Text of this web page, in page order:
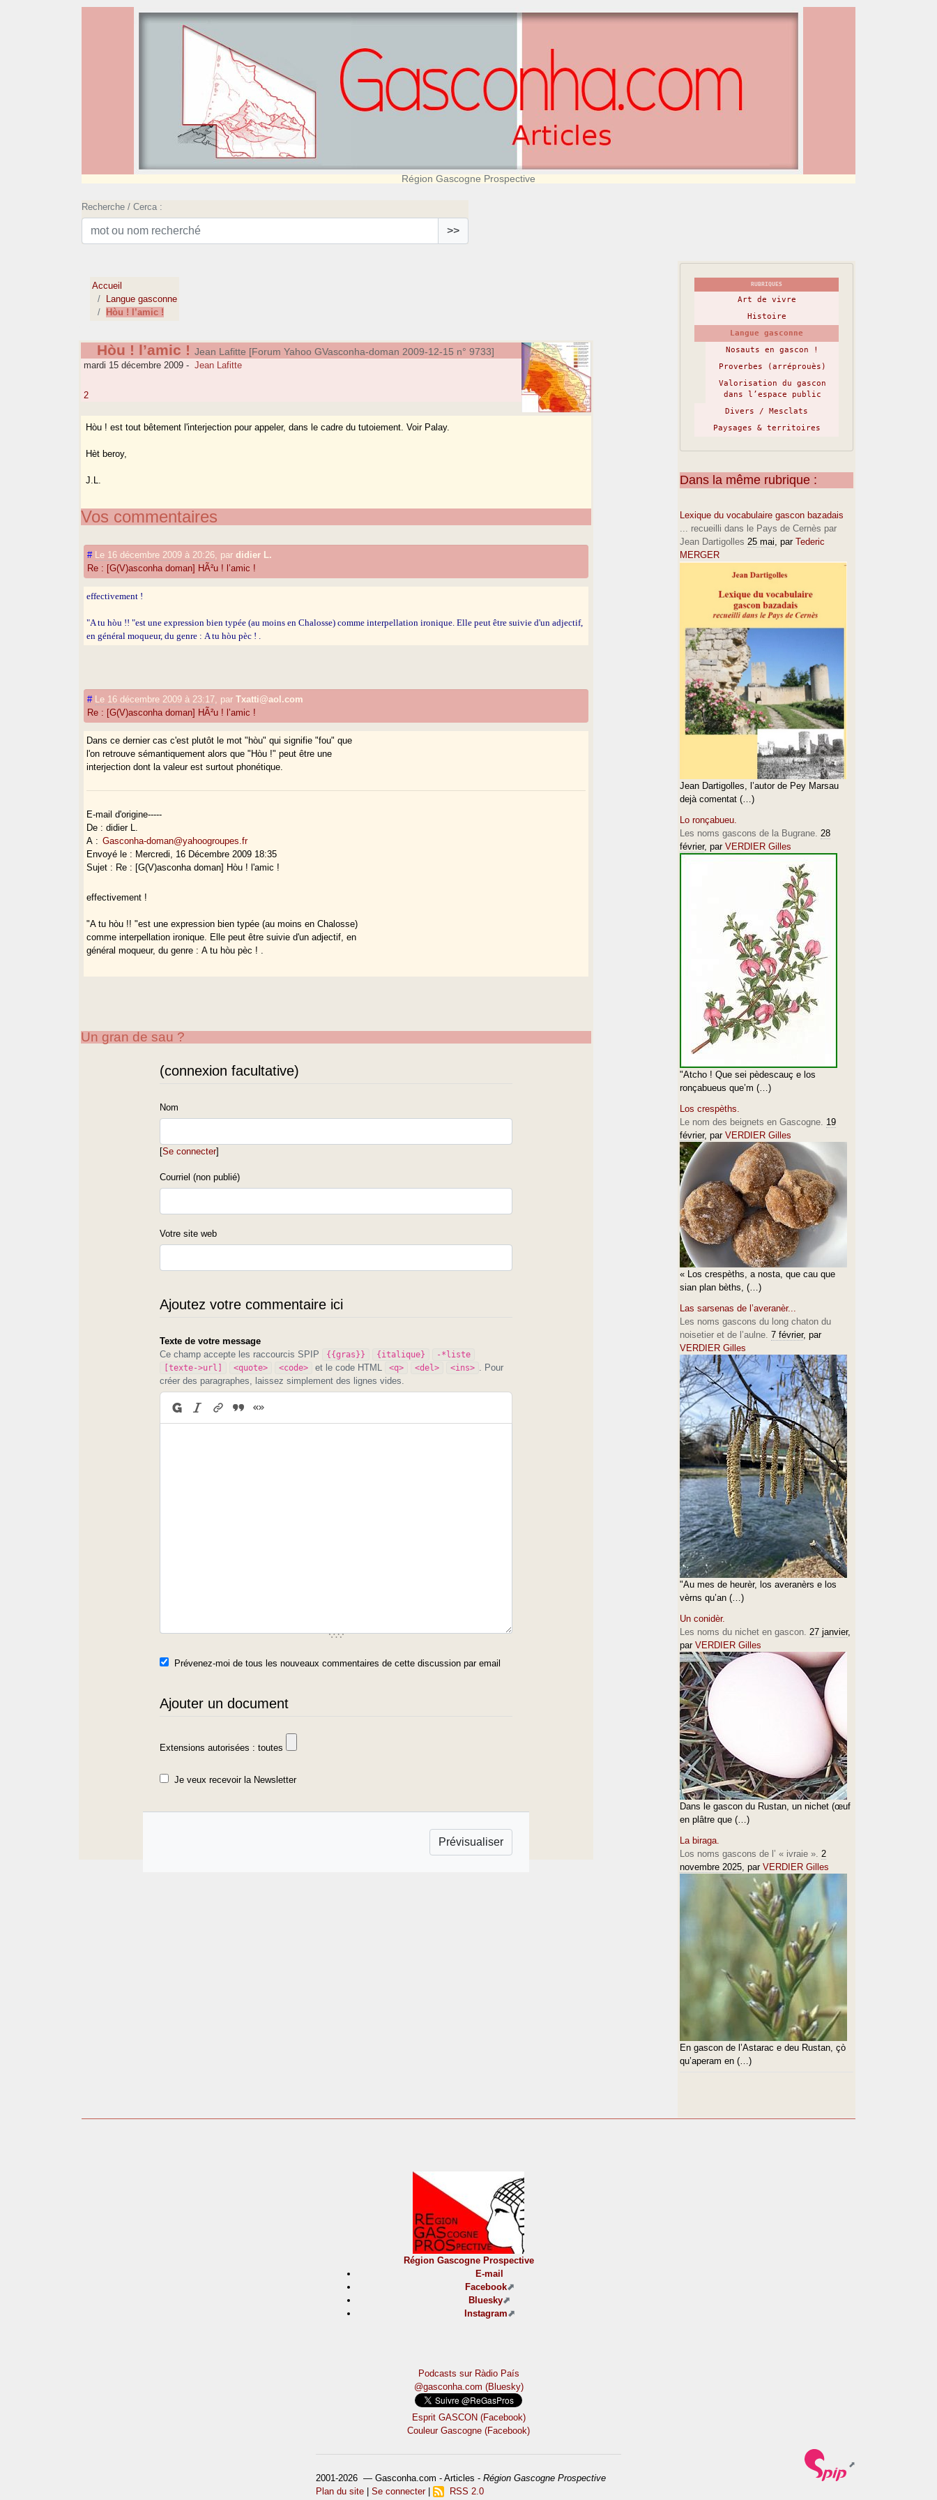
Région Gascogne Prospective
Recherche / Cerca :
>>
Accueil
Langue gasconne
Hòu ! l’amic !
Hòu ! l’amic ! Jean Lafitte [Forum Yahoo GVasconha-doman 2009-12-15 n° 9733]
mardi 15 décembre 2009 - Jean Lafitte
2
Hòu ! est tout bêtement l'interjection pour appeler, dans le cadre du tutoiement. Voir Palay.
Hèt beroy,
J.L.
Vos commentaires
# Le 16 décembre 2009 à 20:26 pardidier L.
Re : [G(V)asconha doman] HÃ²u ! l’amic !
effectivement !
"A tu hòu !! "est une expression bien typée (au moins en Chalosse) comme interpellation ironique. Elle peut être suivie d'un adjectif,
en général moqueur, du genre : A tu hòu pèc ! .
# Le 16 décembre 2009 à 23:17 parTxatti@aol.com
Re : [G(V)asconha doman] HÃ²u ! l’amic !
Dans ce dernier cas c'est plutôt le mot "hòu" qui signifie "fou" que
l'on retrouve sémantiquement alors que "Hòu !" peut être une
interjection dont la valeur est surtout phonétique.
E-mail d'origine-----
De : didier L.
A : Gasconha-doman@yahoogroupes.fr
Envoyé le : Mercredi, 16 Décembre 2009 18:35
Sujet : Re : [G(V)asconha doman] Hòu ! l'amic !
effectivement !
"A tu hòu !! "est une expression bien typée (au moins en Chalosse)
comme interpellation ironique. Elle peut être suivie d'un adjectif, en
général moqueur, du genre : A tu hòu pèc ! .
Un gran de sau ?
(connexion facultative)
Nom
[Se connecter]
Courriel (non publié)
Votre site web
Ajoutez votre commentaire ici
Texte de votre message
Ce champ accepte les raccourcis SPIP
{{gras}} {italique}
-*liste
[texte->url]
<quote> <code> et le code HTML <q> <del> <ins>
. Pour
créer des paragraphes, laissez simplement des lignes vides.
Prévenez-moi de tous les nouveaux commentaires de cette discussion par email
Ajouter un document
Extensions autorisées : toutes
Je veux recevoir la Newsletter
RUBRIQUES
Art de vivre
Histoire
Langue gasconne
Nosauts en gascon !
Proverbes (arréprouès)
Valorisation du gascon
dans l’espace public
Divers / Mesclats
Paysages & territoires
Dans la même rubrique :
Lexique du vocabulaire gascon bazadais
... recueilli dans le Pays de Cernès par
Jean Dartigolles 25 mai, par Tederic
MERGER
Jean Dartigolles, l’autor de Pey Marsau
dejà comentat (…)
Lo ronçabueu.
Les noms gascons de la Bugrane. 28
février, par VERDIER Gilles
"Atcho ! Que sei pèdescauç e los
ronçabueus que’m (…)
Los crespèths.
Le nom des beignets en Gascogne. 19
février, par VERDIER Gilles
« Los crespèths, a nosta, que cau que
sian plan bèths, (…)
Las sarsenas de l’averanèr...
Les noms gascons du long chaton du
noisetier et de l’aulne. 7 février, par
VERDIER Gilles
"Au mes de heurèr, los averanèrs e los
vèrns qu’an (…)
Un conidèr.
Les noms du nichet en gascon. 27 janvier,
par VERDIER Gilles
Dans le gascon du Rustan, un nichet (œuf
en plâtre que (…)
La biraga.
Los noms gascons de l’ « ivraie ». 2
novembre 2025, par VERDIER Gilles
En gascon de l’Astarac e deu Rustan, çò
qu’aperam en (…)
Région Gascogne Prospective
E-mail
Facebook
Bluesky
Instagram
Podcasts sur Ràdio País
@gasconha.com (Bluesky)
Esprit GASCON (Facebook)
Couleur Gascogne (Facebook)
2001-2026 — Gasconha.com - Articles - Région Gascogne Prospective
Plan du site
Se connecter| RSS 2.0